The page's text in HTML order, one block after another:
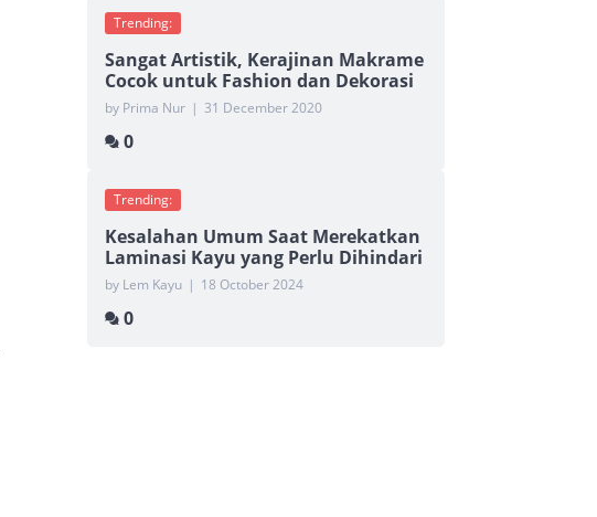
Trending:
Sangat Artistik, Kerajinan Makrame
Cocok untuk Fashion dan Dekorasi
by Prima Nur | 31 December 2020
0
Trending:
Kesalahan Umum Saat Merekatkan
Laminasi Kayu yang Perlu Dihindari
by Lem Kayu | 18 October 2024
0